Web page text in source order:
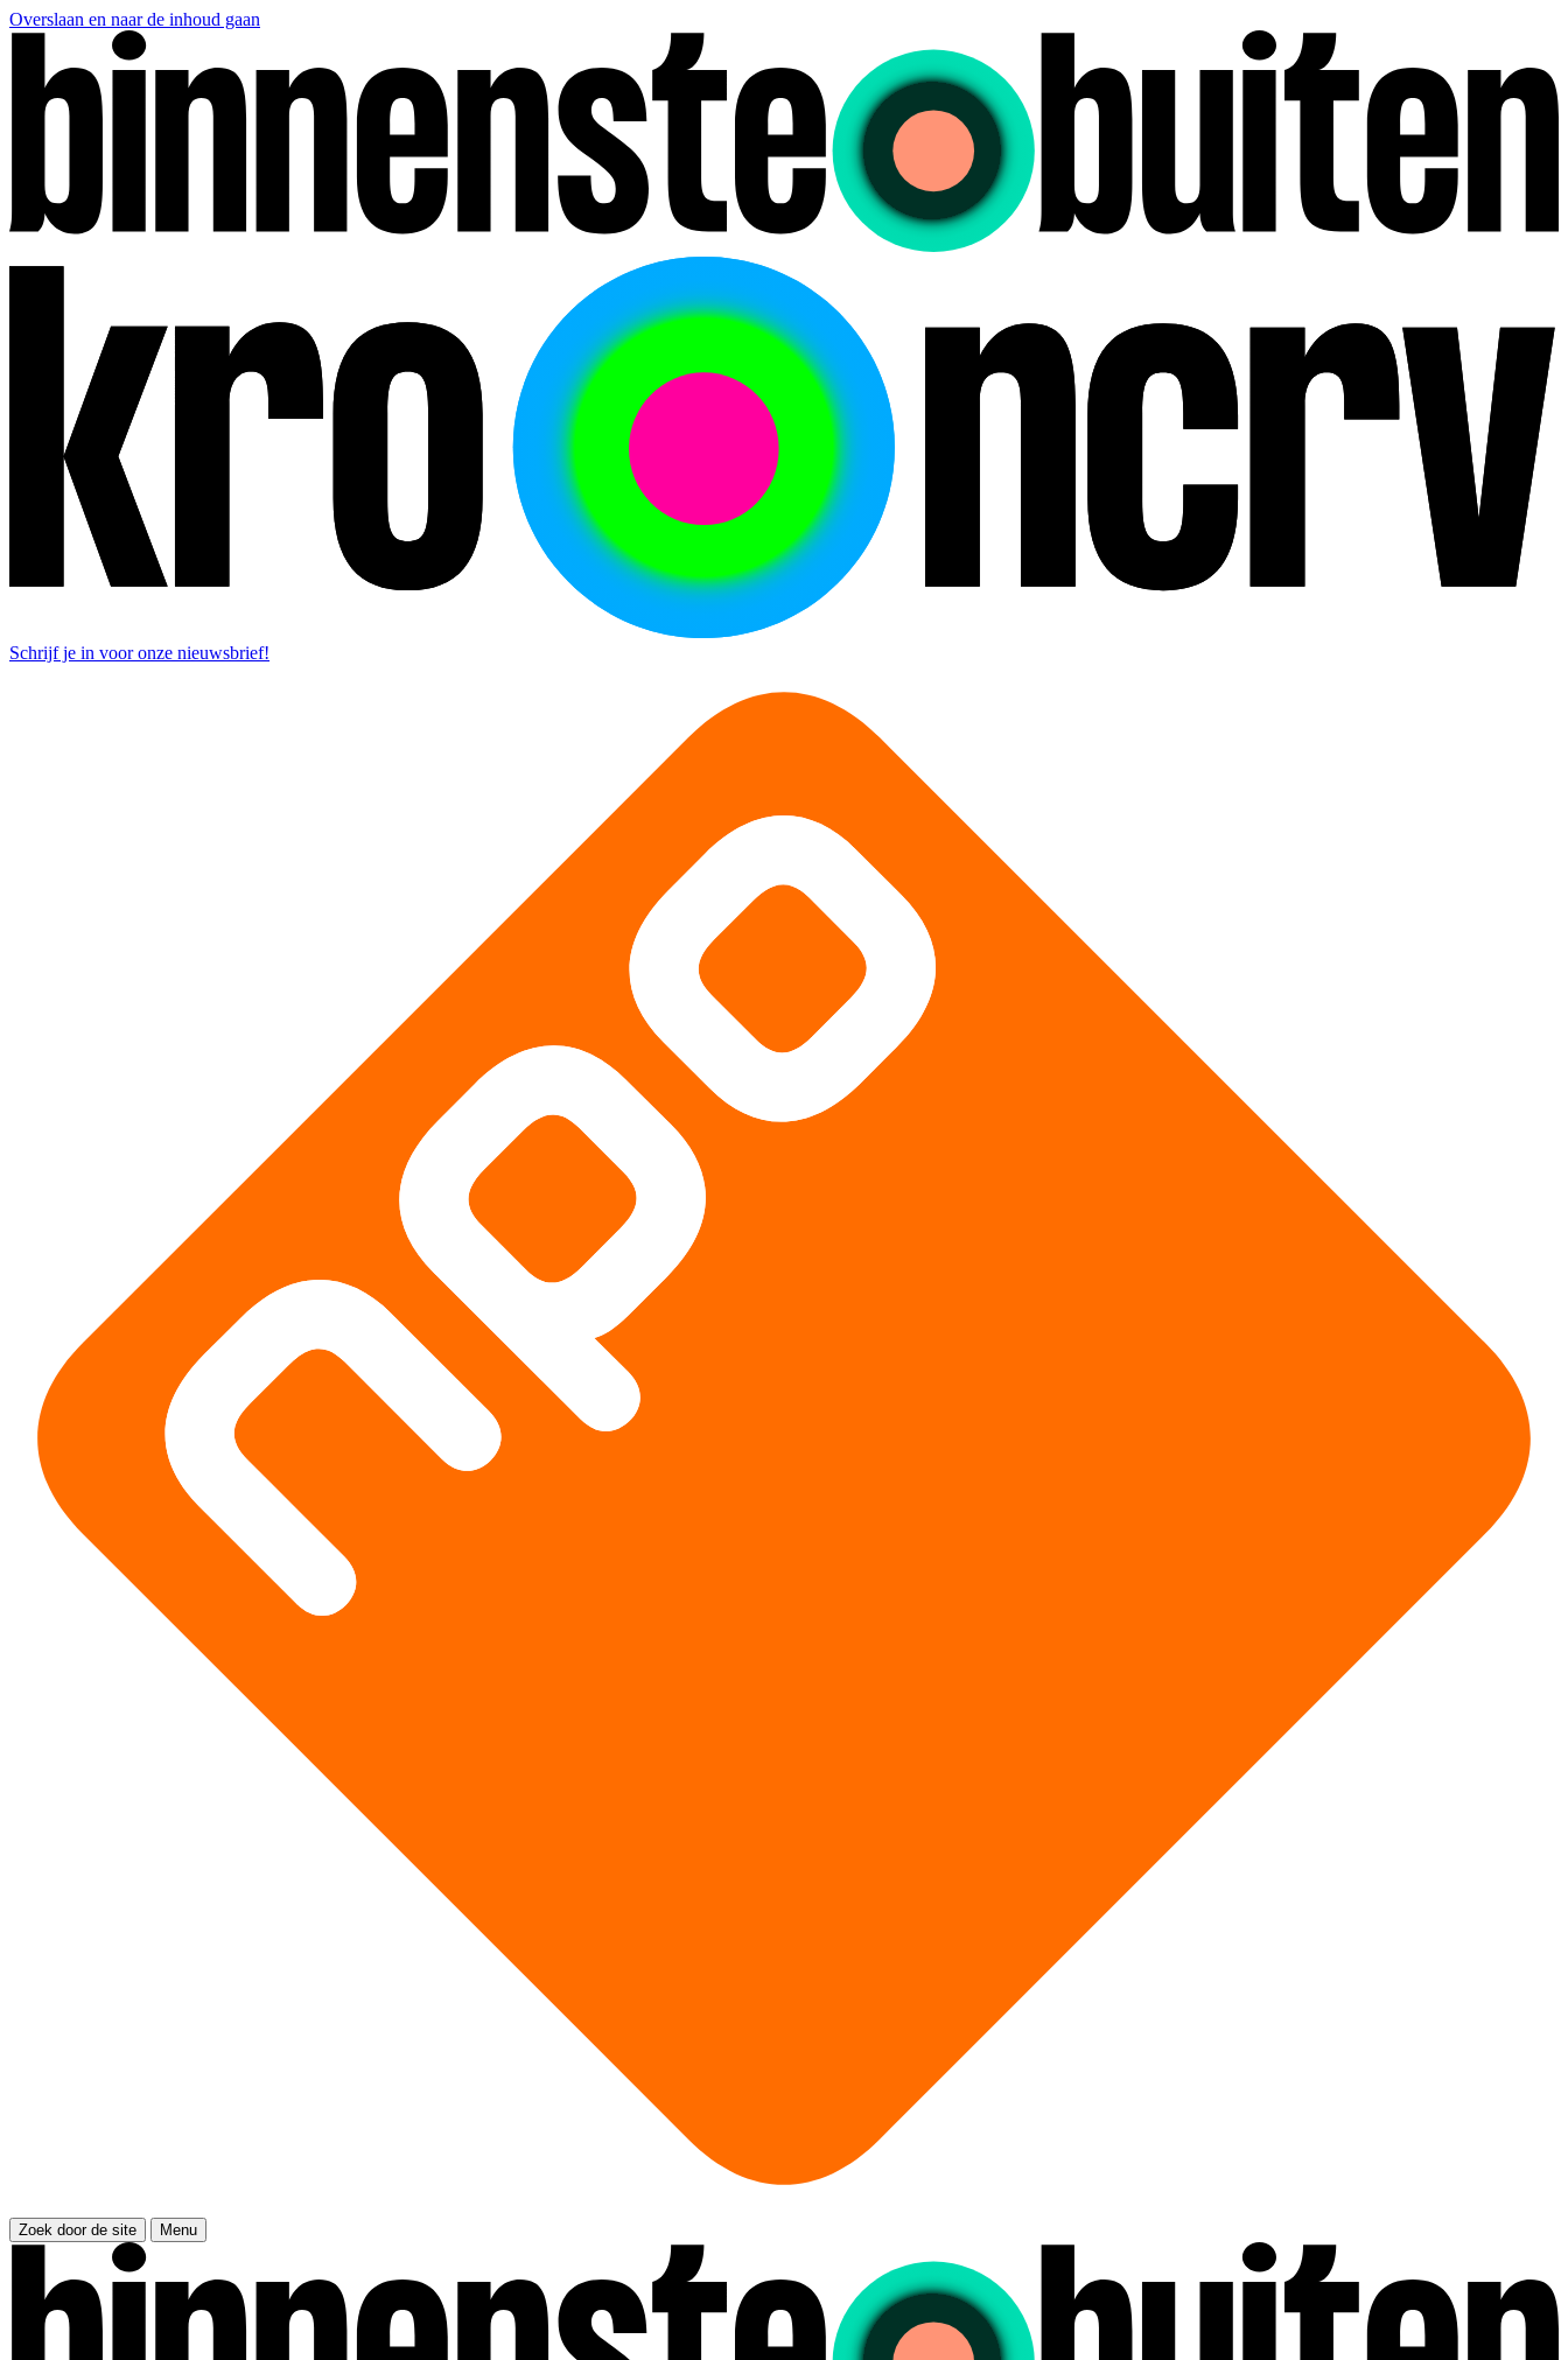
Overslaan en naar de inhoud gaan
Schrijf je in voor onze nieuwsbrief!
Zoek door de site Menu